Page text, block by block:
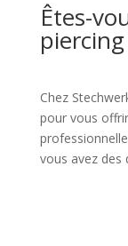
Êtes-
Chez
pour vous
vous avez des